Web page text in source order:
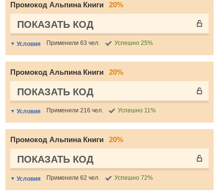
Промокод Альпина Книги 20%
ПОКАЗАТЬ КОД
Условия Применили 63 чел. Успешно 25%
Промокод Альпина Книги 20%
ПОКАЗАТЬ КОД
Условия Применили 216 чел. Успешно 11%
Промокод Альпина Книги 20%
ПОКАЗАТЬ КОД
Условия Применили 62 чел. Успешно 72%